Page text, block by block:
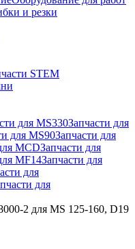
и резки
STEM
для MS330Запчасти для
для MS90Запчасти для
MCDЗапчасти для
MF14Запчасти для
для
для
2 для MS 125-160, D19